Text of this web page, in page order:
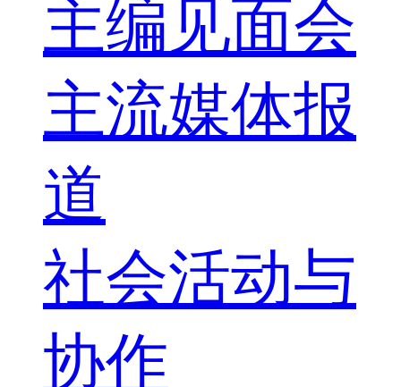
主编见面会
主流媒体报
道
社会活动与
协作